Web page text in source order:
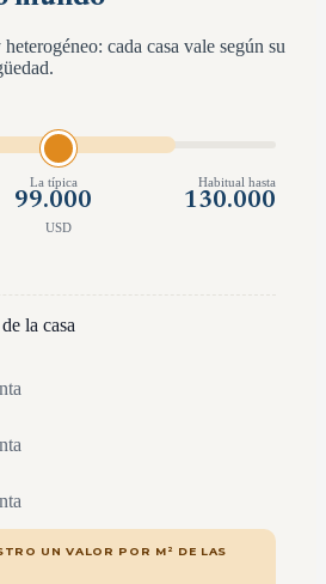
cada casa vale según su
La típica
99.000
Habitual hasta
130.000
USD
la casa
UN VALOR POR M² DE LAS